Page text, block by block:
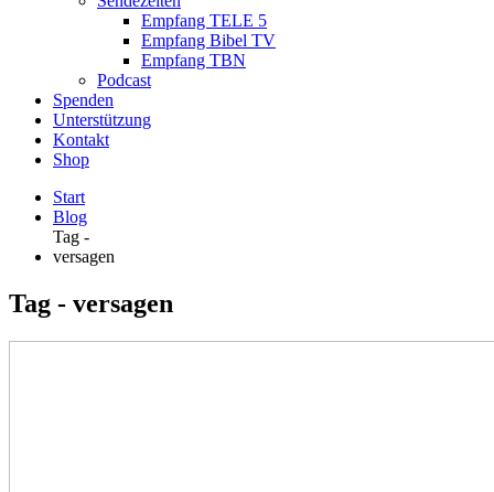
Empfang TELE 5
Empfang Bibel TV
Empfang TBN
Podcast
Spenden
Unterstützung
Kontakt
Shop
Start
Blog
Tag -
versagen
Tag - versagen